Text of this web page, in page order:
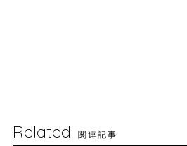
Related 関連記事